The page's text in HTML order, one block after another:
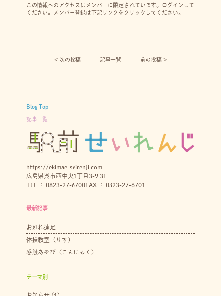
この情報へのアクセスはメンバーに限定されています。ログインして
ください。メンバー登録は下記リンクをクリックしてください。
< 次の投稿︎ 記事一覧 前の投稿 >
Blog Top
記事一覧
https://ekimae-seirenji.com
広島県呉市西中央1丁目3-9 3F
TEL ： 0823-27-6700FAX ： 0823-27-6701
最新記事
お別れ遠足
体操教室（りす）
感触あそび（こんにゃく）
テーマ別